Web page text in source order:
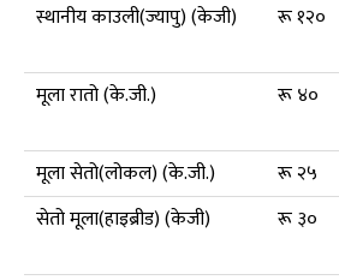
स्थानीय काउली(ज्यापु) (केजी)
रू १२०
मूला रातो (के.जी.)
रू ४०
मूला सेतो(लोकल) (के.जी.)
रू २५
सेतो मूला(हाइब्रीड) (केजी)
रू ३०